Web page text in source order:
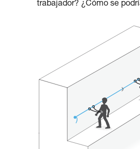
trabajador? ¿Cómo se